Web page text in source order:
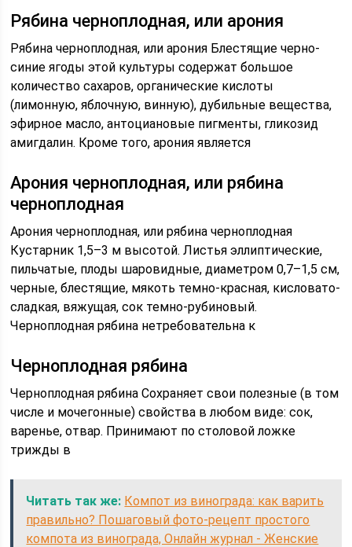
Рябина черноплодная, или арония
Рябина черноплодная, или арония Блестящие черно-
синие ягоды этой культуры содержат большое
количество сахаров, органические кислоты
(лимонную, яблочную, винную), дубильные вещества,
эфирное масло, антоциановые пигменты, гликозид
амигдалин. Кроме того, арония является
Арония черноплодная, или рябина
черноплодная
Арония черноплодная, или рябина черноплодная
Кустарник 1,5–3 м высотой. Листья эллиптические,
пильчатые, плоды шаровидные, диаметром 0,7–1,5 см,
черные, блестящие, мякоть темно-красная, кисловато-
сладкая, вяжущая, сок темно-рубиновый.
Черноплодная рябина нетребовательна к
Черноплодная рябина
Черноплодная рябина Сохраняет свои полезные (в том
числе и мочегонные) свойства в любом виде: сок,
варенье, отвар. Принимают по столовой ложке
трижды в
Читать так же: Компот из винограда: как варить
правильно? Пошаговый фото-рецепт простого
компота из винограда, Онлайн журнал - Женские